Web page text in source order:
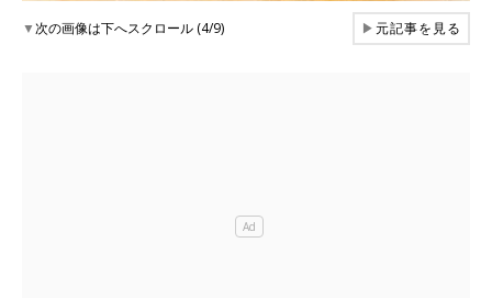
▼次の画像は下へスクロール (4/9) ▶元記事を見る